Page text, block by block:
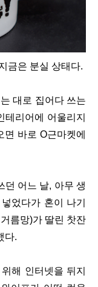
금은 분실 상태다.
대로 집어다 쓰는
리어에 어울리지
바로 O근마켓에
던 어느 날, 아무 생
었다가 혼이 나기
름망)가 딸린 찻잔
다.
해 인터넷을 뒤지